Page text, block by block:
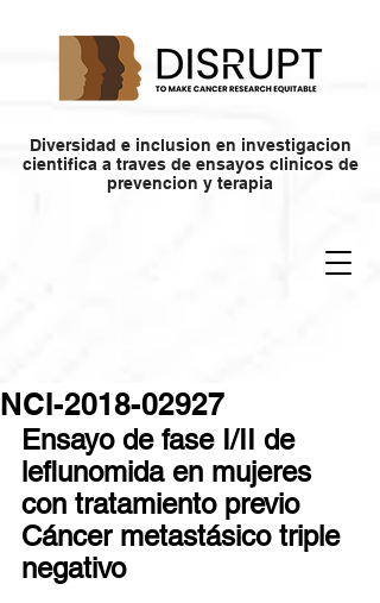
Diversidad e inclusion en investigacion
cientifica a traves de ensayos clinicos de
prevencion y terapia
NCI-2018-02927
Ensayo de fase I/II de
leflunomida en mujeres
con tratamiento previo
Cáncer metastásico triple
negativo